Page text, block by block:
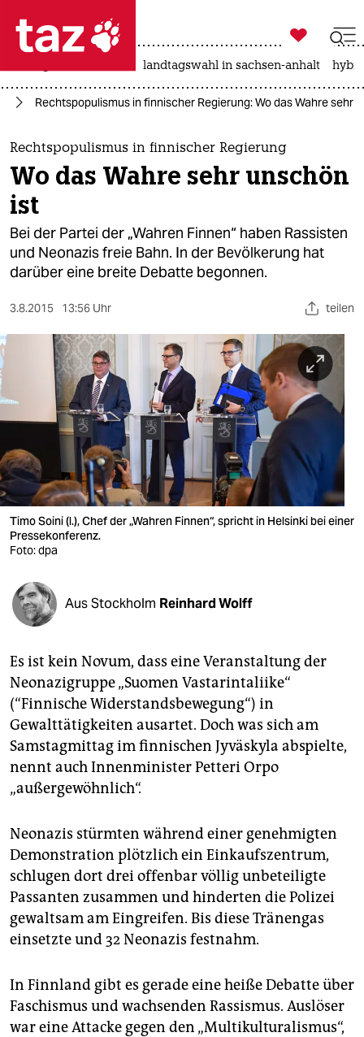
 taz zahl ich
taz zahl ich
themen
politik
öko
gesellschaft
sport
nord
wahrheit
verlag
verlag
veranstaltungen
fragen & hilfe
abo
genossenschaft
epaper login

taz zahl ich
landtagswahl in sachsen-anhalt
Rechtspopulismus in finnischer Regierung: Wo das Wahre sehr
Rechtspopulismus in finnischer Regierung
Wo das Wahre sehr unschön
ist
Bei der Partei der „Wahren Finnen“ haben Rassisten
und Neonazis freie Bahn. In der Bevölkerung hat
darüber eine breite Debatte begonnen.
3.8.2015 13:56 Uhr teilen
Timo Soini (l.), Chef der „Wahren Finnen“, spricht in Helsinki bei einer
Pressekonferenz.
Foto: dpa
Aus Stockholm Reinhard Wolff
Es ist kein Novum, dass eine Veranstaltung der
Neonazigruppe „Suomen Vastarintaliike“
(“Finnische Widerstandsbewegung“) in
Gewalttätigkeiten ausartet. Doch was sich am
Samstagmittag im finnischen Jyväskyla abspielte,
nennt auch Innenminister Petteri Orpo
„außergewöhnlich“.
Neonazis stürmten während einer genehmigten
Demonstration plötzlich ein Einkaufszentrum,
schlugen dort drei offenbar völlig unbeteiligte
Passanten zusammen und hinderten die Polizei
gewaltsam am Eingreifen. Bis diese Tränengas
einsetzte und 32 Neonazis festnahm.
In Finnland gibt es gerade eine heiße Debatte über
Faschismus und wachsenden Rassismus. Auslöser
war eine Attacke gegen den „Multikulturalismus“,